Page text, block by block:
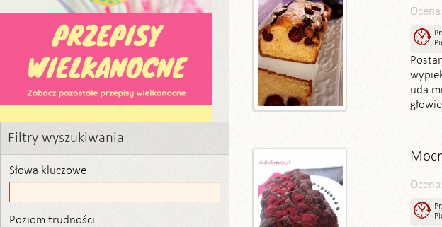
Filtry wyszukiwania
Słowa kluczowe
Poziom trudności
Ocena:
uda
Ocena: